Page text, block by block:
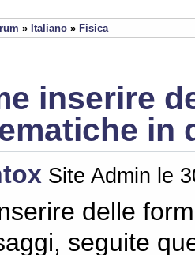
» Italiano » Fisica
inserire
in
Site Admin le
delle
seguite